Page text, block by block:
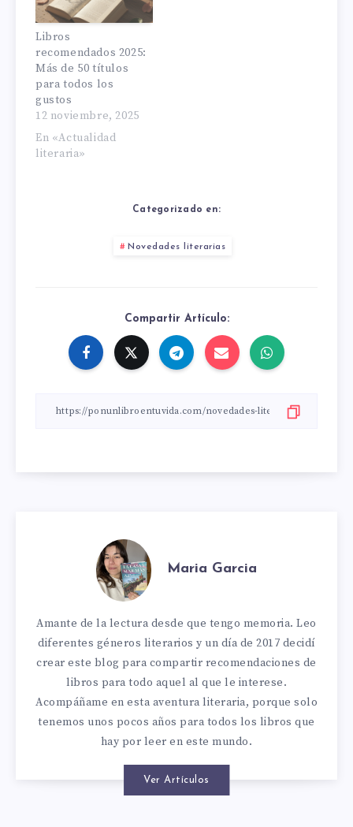
Libros
recomendados 2025:
Más de 50 títulos
para todos los
gustos
12 noviembre, 2025
En «Actualidad
literaria»
Categorizado en:
Novedades literarias
Compartir Artículo:
Maria Garcia
Amante de la lectura desde que tengo memoria. Leo
diferentes géneros literarios y un día de 2017 decidí
crear este blog para compartir recomendaciones de
libros para todo aquel al que le interese.
Acompáñame en esta aventura literaria, porque solo
tenemos unos pocos años para todos los libros que
hay por leer en este mundo.
Ver Artículos